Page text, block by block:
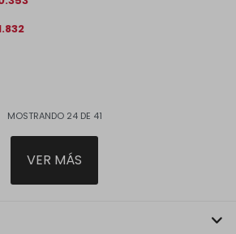
MOSTRANDO 24DE 41
VER MÁS